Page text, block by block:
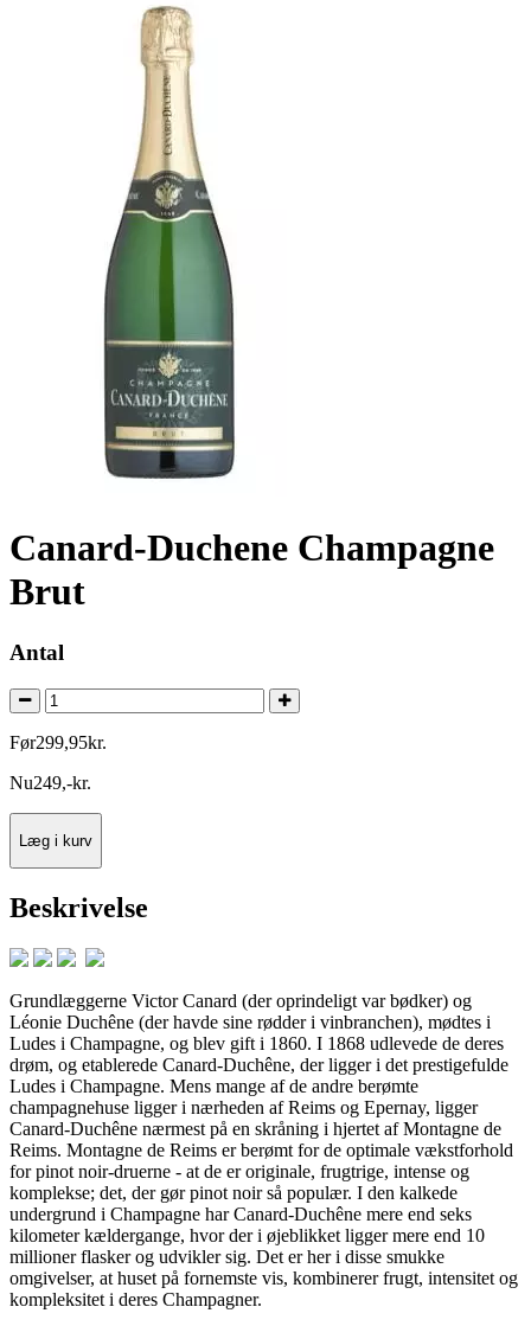
Canard-Duchene Champagne
Brut
Antal
Før299,95kr.
Nu249,-kr.
Læg i kurv
Beskrivelse
Grundlæggerne Victor Canard (der oprindeligt var bødker) og
Léonie Duchêne (der havde sine rødder i vinbranchen), mødtes i
Ludes i Champagne, og blev gift i 1860. I 1868 udlevede de deres
drøm, og etablerede Canard-Duchêne, der ligger i det prestigefulde
Ludes i Champagne. Mens mange af de andre berømte
champagnehuse ligger i nærheden af Reims og Epernay, ligger
Canard-Duchêne nærmest på en skråning i hjertet af Montagne de
Reims. Montagne de Reims er berømt for de optimale vækstforhold
for pinot noir-druerne - at de er originale, frugtrige, intense og
komplekse; det, der gør pinot noir så populær. I den kalkede
undergrund i Champagne har Canard-Duchêne mere end seks
kilometer kældergange, hvor der i øjeblikket ligger mere end 10
millioner flasker og udvikler sig. Det er her i disse smukke
omgivelser, at huset på fornemste vis, kombinerer frugt, intensitet og
kompleksitet i deres Champagner.